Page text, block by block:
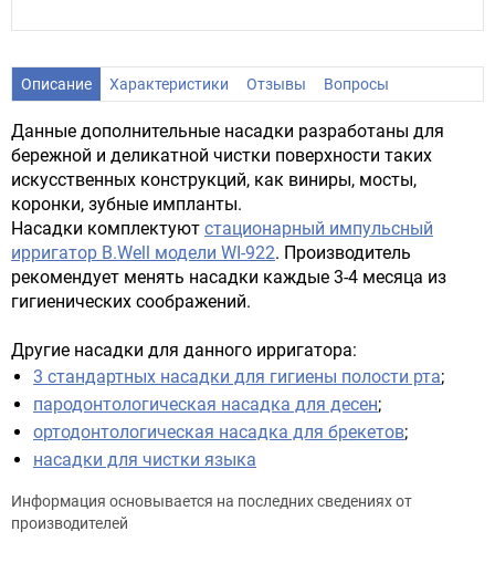
Описание Характеристики Отзывы Вопросы
Данные дополнительные насадки разработаны для
бережной и деликатной чистки поверхности таких
искусственных конструкций, как виниры, мосты,
коронки, зубные импланты.
Насадки комплектуют стационарный импульсный
ирригатор B.Well модели WI-922. Производитель
рекомендует менять насадки каждые 3-4 месяца из
гигиенических соображений.
Другие насадки для данного ирригатора:
3 стандартных насадки для гигиены полости рта;
пародонтологическая насадка для десен;
ортодонтологическая насадка для брекетов;
насадки для чистки языка
Информация основывается на последних сведениях от
производителей